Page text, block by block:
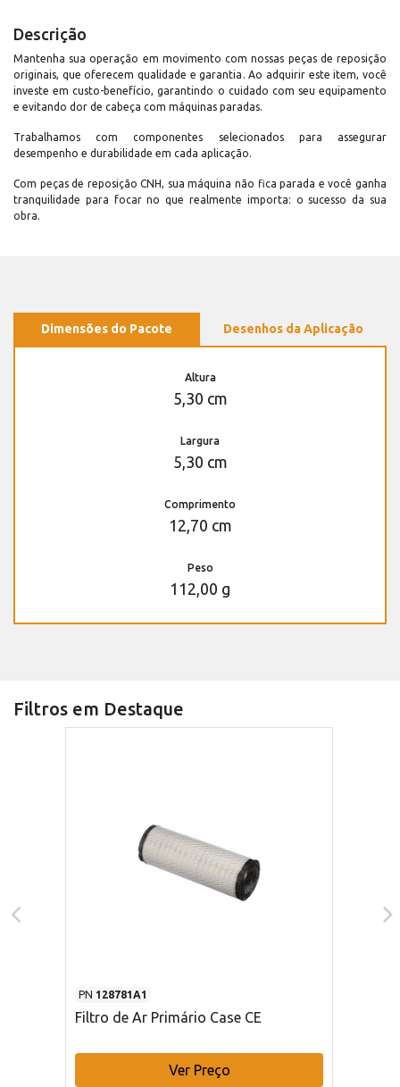
Descrição
Mantenha sua operação em movimento com nossas peças de reposição
originais, que oferecem qualidade e garantia. Ao adquirir este item, você
investe em custo-benefício, garantindo o cuidado com seu equipamento
e evitando dor de cabeça com máquinas paradas.
Trabalhamos com componentes selecionados para assegurar
desempenho e durabilidade em cada aplicação.
Com peças de reposição CNH, sua máquina não fica parada e você ganha
tranquilidade para focar no que realmente importa: o sucesso da sua
obra.
Dimensões do Pacote Desenhos da Aplicação
Altura
5,30 cm
Largura
5,30 cm
Comprimento
12,70 cm
Peso
112,00 g
Filtros em Destaque
PN 128781A1
Filtro de Ar Primário Case CE
Ver Preço